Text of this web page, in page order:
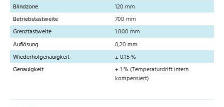
Blindzone
120 mm
Betriebstastweite
700 mm
Grenztastweite
1.000 mm
Auflösung
0,20 mm
Wiederholgenauigkeit
± 0,15 %
Genauigkeit
± 1 % (Temperaturdrift intern
kompensiert)